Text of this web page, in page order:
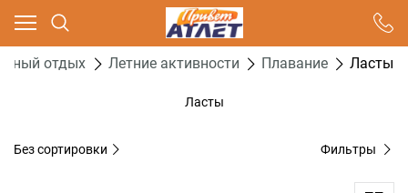
отдых Летние активности Плавание Ласты
Ласты
Без сортировки Фильтры
Ваш город - Москва,
угадали?
ДА НЕТ